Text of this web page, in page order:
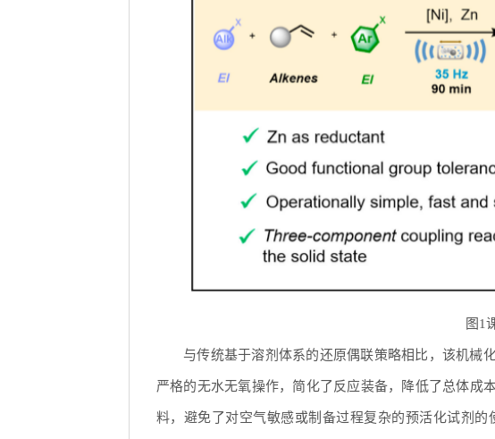
图1
与传统基于溶剂体系的还原偶联策略相比，该机械
严格的无水无氧操作，简化了反应装备，降低了总体成
料，避免了对空气敏感或制备过程复杂的预活化试剂